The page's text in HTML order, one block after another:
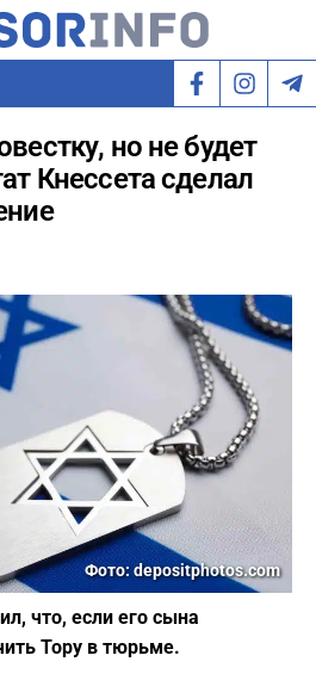
но не будет
Кнессета сделал
Фото: depositphotos.com
что, если его сына
Тору в тюрьме.